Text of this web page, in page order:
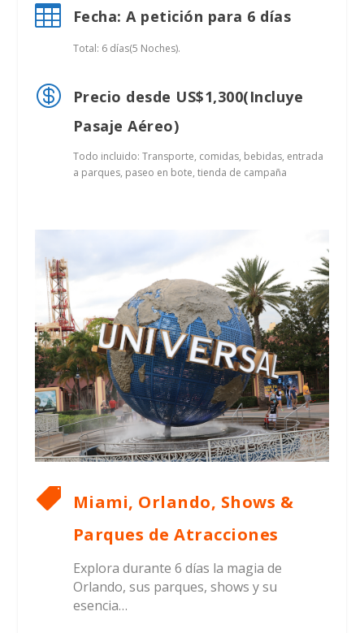
 Fecha: A petición para 6 días
Total: 6 días(5 Noches).

Precio desde US$1,300(Incluye
Pasaje Aéreo)
Todo incluido: Transporte, comidas, bebidas, entrada
a parques, paseo en bote, tienda de campaña

Miami, Orlando, Shows &
Parques de Atracciones
Explora durante 6 días la magia de
Orlando, sus parques, shows y su
esencia…